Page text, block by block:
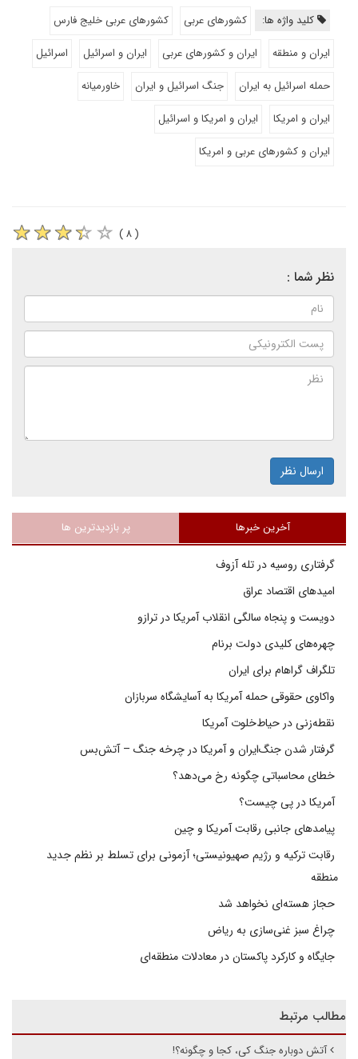
کلید واژه ها: کشورهای عربی
کشورهای عربی خلیج فارس
ایران و منطقه
ایران و کشورهای عربی ایران و اسرائیل
اسرائیل
حمله اسرائیل به ایران
جنگ اسرائیل و ایران
خاورمیانه
ایران و امریکا
ایران و امریکا و اسرائیل
ایران و کشورهای عربی و امریکا
( ۸ )
نظر شما :
ارسال نظر
آخرین خبرها پر بازدیدترین ها
گرفتاری روسیه در تله آزوف
امیدهای اقتصاد عراق
دویست و پنجاه سالگی انقلاب آمریکا در ترازو
چهره‌های کلیدی دولت برنام
تلگراف گراهام برای ایران
واکاوی حقوقی حمله آمریکا به آسایشگاه سربازان
نقطه‌زنی در حیاط‌خلوت آمریکا
گرفتار شدن جنگ‌ایران و آمریکا در چرخه جنگ – آتش‌بس
خطای محاسباتی چگونه رخ می‌دهد؟
آمریکا در پی چیست؟
پیامدهای جانبی رقابت آمریکا و چین
رقابت ترکیه و رژیم صهیونیستی؛ آزمونی برای تسلط بر نظم جدید
منطقه
حجاز هسته‌ای نخواهد شد
چراغ سبز غنی‌سازی به ریاض
جایگاه و کارکرد پاکستان در معادلات منطقه‌ای
مطالب مرتبط
آتش دوباره جنگ کی، کجا و چگونه؟!